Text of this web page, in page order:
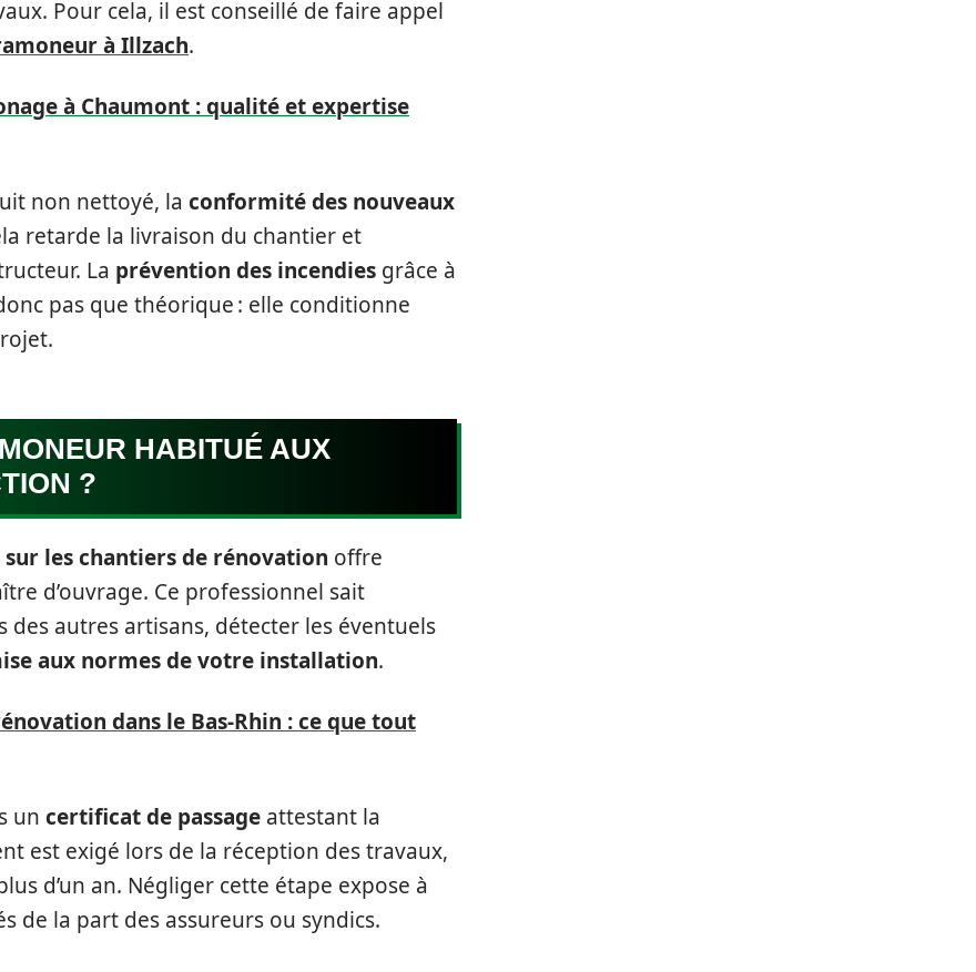
Pour cela, il est conseillé de faire appel
à Illzach.
à Chaumont : qualité et expertise
non nettoyé, la conformité des nouveaux
retarde la livraison du chantier et
La prévention des incendies grâce à
pas que théorique : elle conditionne
HABITUÉ AUX
?
les chantiers de rénovation offre
d’ouvrage. Ce professionnel sait
autres artisans, détecter les éventuels
aux normes de votre installation.
dans le Bas-Rhin : ce que tout
un certificat de passage attestant la
est exigé lors de la réception des travaux,
d’un an. Négliger cette étape expose à
de la part des assureurs ou syndics.